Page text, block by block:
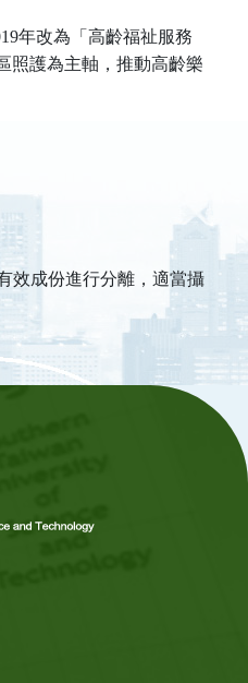
年改為「高齡福祉服務
照護為主軸，推動高齡樂
效成份進行分離，適當攝